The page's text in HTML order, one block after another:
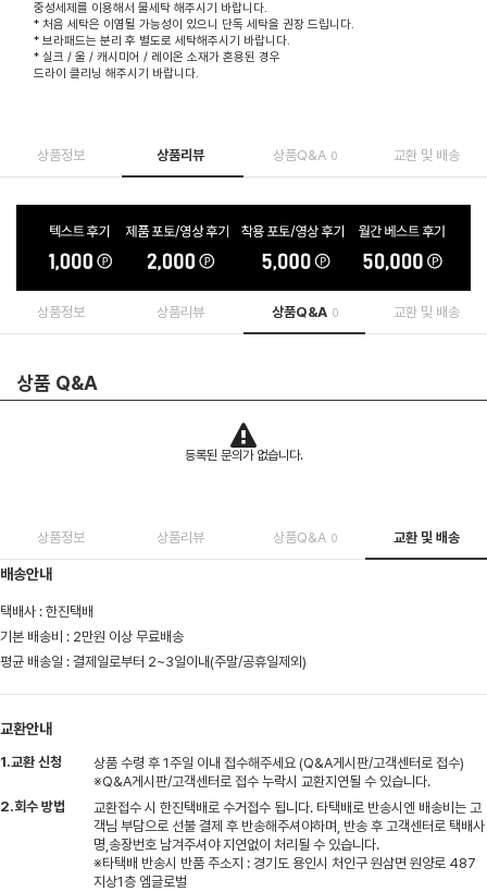
중성세제를 이용해서 물세탁 해주시기 바랍니다.
* 처음 세탁은 이염될 가능성이 있으니 단독 세탁을 권장 드립니다.
* 브라패드는 분리 후 별도로 세탁해주시기 바랍니다.
* 실크 / 울 / 캐시미어 / 레이온 소재가 혼용된 경우
드라이 클리닝 해주시기 바랍니다.
상품정보 상품리뷰 상품Q&A 0 교환 및 배송
상품정보 상품리뷰 상품Q&A 0 교환 및 배송
상품 Q&A
등록된 문의가 없습니다.
상품정보 상품리뷰 상품Q&A 0 교환 및 배송
배송안내
택배사 : 한진택배
기본 배송비 : 2만원 이상 무료배송
평균 배송일 : 결제일로부터 2~3일이내(주말/공휴일제외)
교환안내
1.교환 신청
상품 수령 후 1주일 이내 접수해주세요 (Q&A게시판/고객센터로 접수)
※Q&A게시판/고객센터로 접수 누락시 교환지연될 수 있습니다.
2.회수 방법
교환접수 시 한진택배로 수거접수 됩니다. 타택배로 반송시엔 배송비는 고
객님 부담으로 선불 결제 후 반송해주셔야하며, 반송 후 고객센터로 택배사
명,송장번호 남겨주셔야 지연없이 처리될 수 있습니다.
※타택배 반송시 반품 주소지 : 경기도 용인시 처인구 원삼면 원양로 487
지상1층 엠글로벌